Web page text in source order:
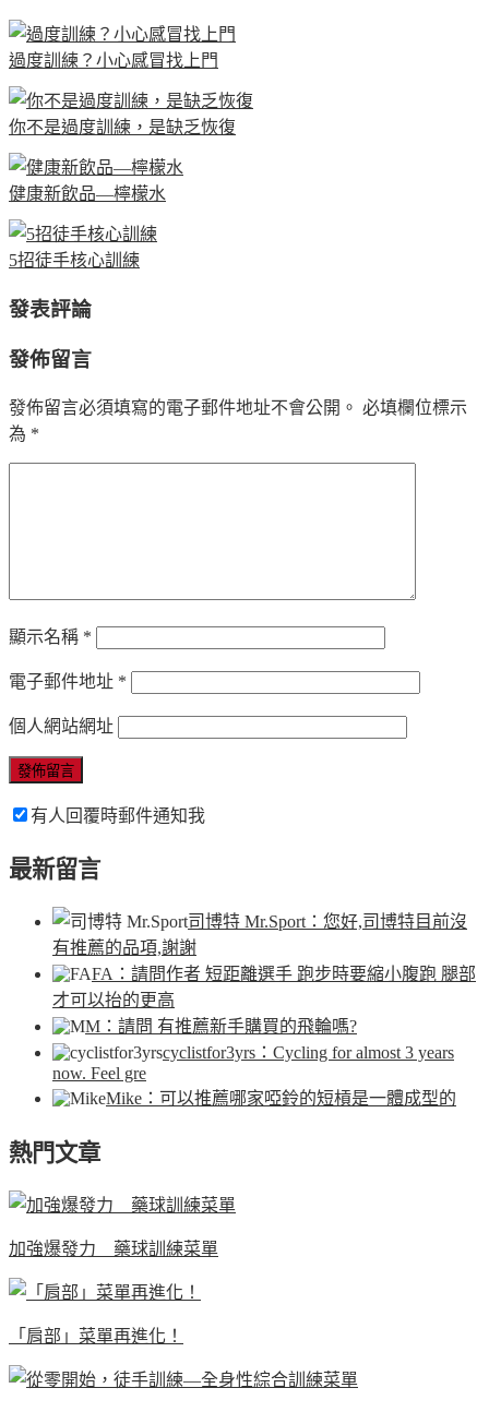
過度訓練？小心感冒找上門
你不是過度訓練，是缺乏恢復
健康新飲品—檸檬水
5招徒手核心訓練
發表評論
發佈留言
發佈留言必須填寫的電子郵件地址不會公開。 必填欄位標示
為 *
顯示名稱 *
電子郵件地址 *
個人網站網址
有人回覆時郵件通知我
最新留言
司博特 Mr.Sport ：您好,司博特目前沒
有推薦的品項,謝謝
FA ：請問作者 短距離選手 跑步時要縮小腹跑 腿部
才可以抬的更高
M ：請問 有推薦新手購買的飛輪嗎?
cyclistfor3yrs ：Cycling for almost 3 years
now. Feel gre
Mike ：可以推薦哪家啞鈴的短槓是一體成型的
熱門文章
加強爆發力 藥球訓練菜單
「肩部」菜單再進化！